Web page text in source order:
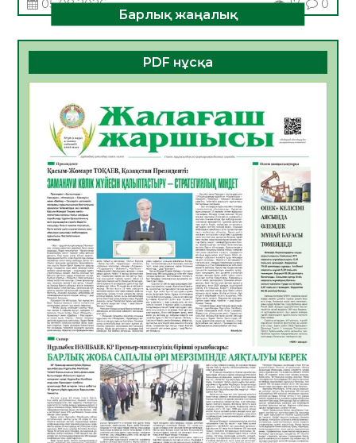
05.08.2026
17 0
құралдарының таныстырылымы өтті
05.08.2026
18 0
Қазақстандықтардың 72,3%-ы жаңа
Құрылтай үшін дауыс беруге дайын
05.08.2026
19
ӘРБІР ДАУЫС – ҚОҒАМ ДАМУЫНА
ҚОСЫЛҒАН ҮЛЕС
05.08.2026
26
ҚҰРЫЛТАЙ САЙЛАУЫ – БІРЛІК ПЕН
ЖАУАПКЕРШІЛІККЕ БАСТАЙТЫН ҚАДАМ
05.08.2026
24
Мектептен – Ұлттық ұлан сапына
04.08.2026
34
Үкіметтік емес ұйымдарға арналған
сыйлықақы конкурсына өтінім қабылдау
басталды
04.08.2026
38
Барлық жаңалық
PDF нұсқа